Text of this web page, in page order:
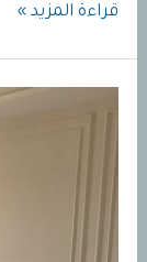
دهانات
لايمستون
10341مخفف
قراءة المزيد »